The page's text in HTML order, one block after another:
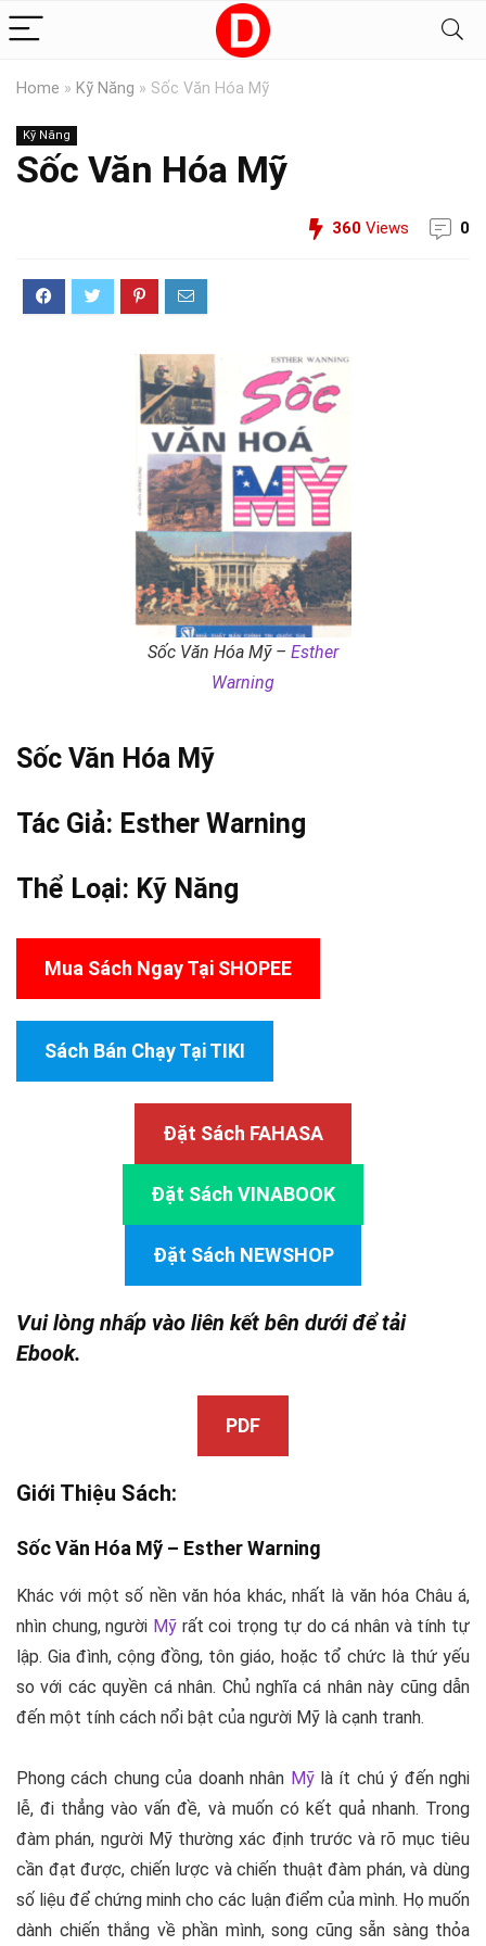
Home » Kỹ Năng » Sốc Văn Hóa Mỹ
Kỹ Năng
Sốc Văn Hóa Mỹ
360 Views 0
Sốc Văn Hóa Mỹ – Esther
Warning
Sốc Văn Hóa Mỹ
Tác Giả: Esther Warning
Thể Loại: Kỹ Năng
Mua Sách Ngay Tại SHOPEE
Sách Bán Chạy Tại TIKI
Đặt Sách FAHASA
Đặt Sách VINABOOK
Đặt Sách NEWSHOP
Vui lòng nhấp vào liên kết bên dưới để tải
Ebook.
PDF
Giới Thiệu Sách:
Sốc Văn Hóa Mỹ – Esther Warning
Khác với một số nền văn hóa khác, nhất là văn hóa Châu á,
nhìn chung, người Mỹ rất coi trọng tự do cá nhân và tính tự
lập. Gia đình, cộng đồng, tôn giáo, hoặc tổ chức là thứ yếu
so với các quyền cá nhân. Chủ nghĩa cá nhân này cũng dẫn
đến một tính cách nổi bật của người Mỹ là cạnh tranh.
Phong cách chung của doanh nhân Mỹlà ít chú ý đến nghi
lễ, đi thẳng vào vấn đề, và muốn có kết quả nhanh. Trong
đàm phán, người Mỹ thường xác định trước và rõ mục tiêu
cần đạt được, chiến lược và chiến thuật đàm phán, và dùng
số liệu để chứng minh cho các luận điểm của mình. Họ muốn
dành chiến thắng về phần mình, song cũng sẵn sàng thỏa